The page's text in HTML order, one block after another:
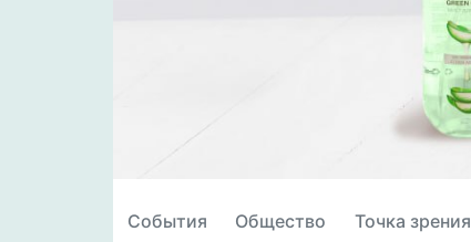
События Общество Точка зрения